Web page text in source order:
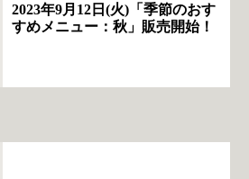
2023年9月12日(火)「季節のおす
すめメニュー：秋」販売開始！